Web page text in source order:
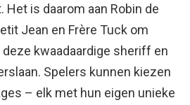
Het is daarom aan Robin de
Jean en Frère Tuck om
kwaadaardige sheriff en
Spelers kunnen kiezen
– elk met hun eigen unieke